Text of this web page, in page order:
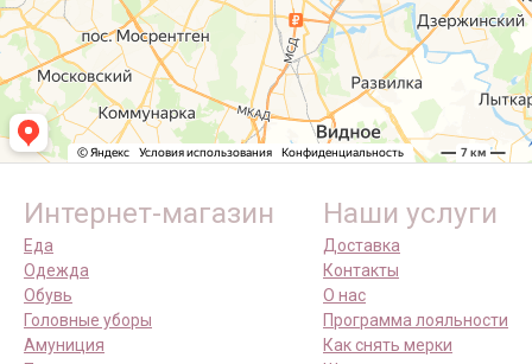
Интернет-магазин
Еда
Одежда
Обувь
Головные уборы
Амуниция
Наши услуги
Доставка
Контакты
О нас
Программа лояльности
Как снять мерки